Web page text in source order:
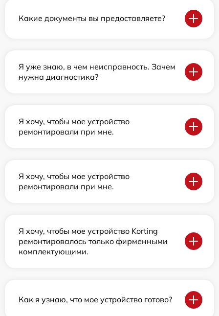
Какие документы вы предоставляете?
Я уже знаю, в чем неисправность. Зачем
нужна диагностика?
Я хочу, чтобы мое устройство
ремонтировали при мне.
Я хочу, чтобы мое устройство
ремонтировали при мне.
Я хочу, чтобы мое устройство Korting
ремонтировалось только фирменными
комплектующими.
Как я узнаю, что мое устройство готово?